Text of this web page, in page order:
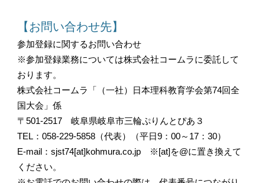
【お問い合わせ先】
参加登録に関するお問い合わせ
※参加登録業務については株式会社コームラに委託して
おります。
株式会社コームラ「（一社）日本理科教育学会第74回全
国大会」係
〒501-2517 岐阜県岐阜市三輪ぷりんとぴあ３
TEL：058-229-5858（代表）（平日9：00～17：30）
E-mail：sjst74[at]kohmura.co.jp ※[at]を@に置き換えて
ください。